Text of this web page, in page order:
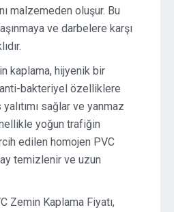
malzemeden oluşur. Bu
ve darbelere karşı
kaplama, hijyenik bir
bakteriyel özelliklere
sağlar ve yanmaz
yoğun trafiğin
edilen homojen PVC
temizlenir ve uzun
Zemin Kaplama Fiyatı,